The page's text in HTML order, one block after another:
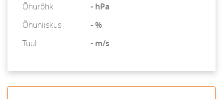
Õhurõhk
- hPa
Õhuniiskus
- %
Tuul
- m/s